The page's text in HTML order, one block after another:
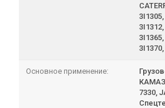
3I1305,
3I1312,
3I1365,
Основное применение:
КАМАЗ
7330,